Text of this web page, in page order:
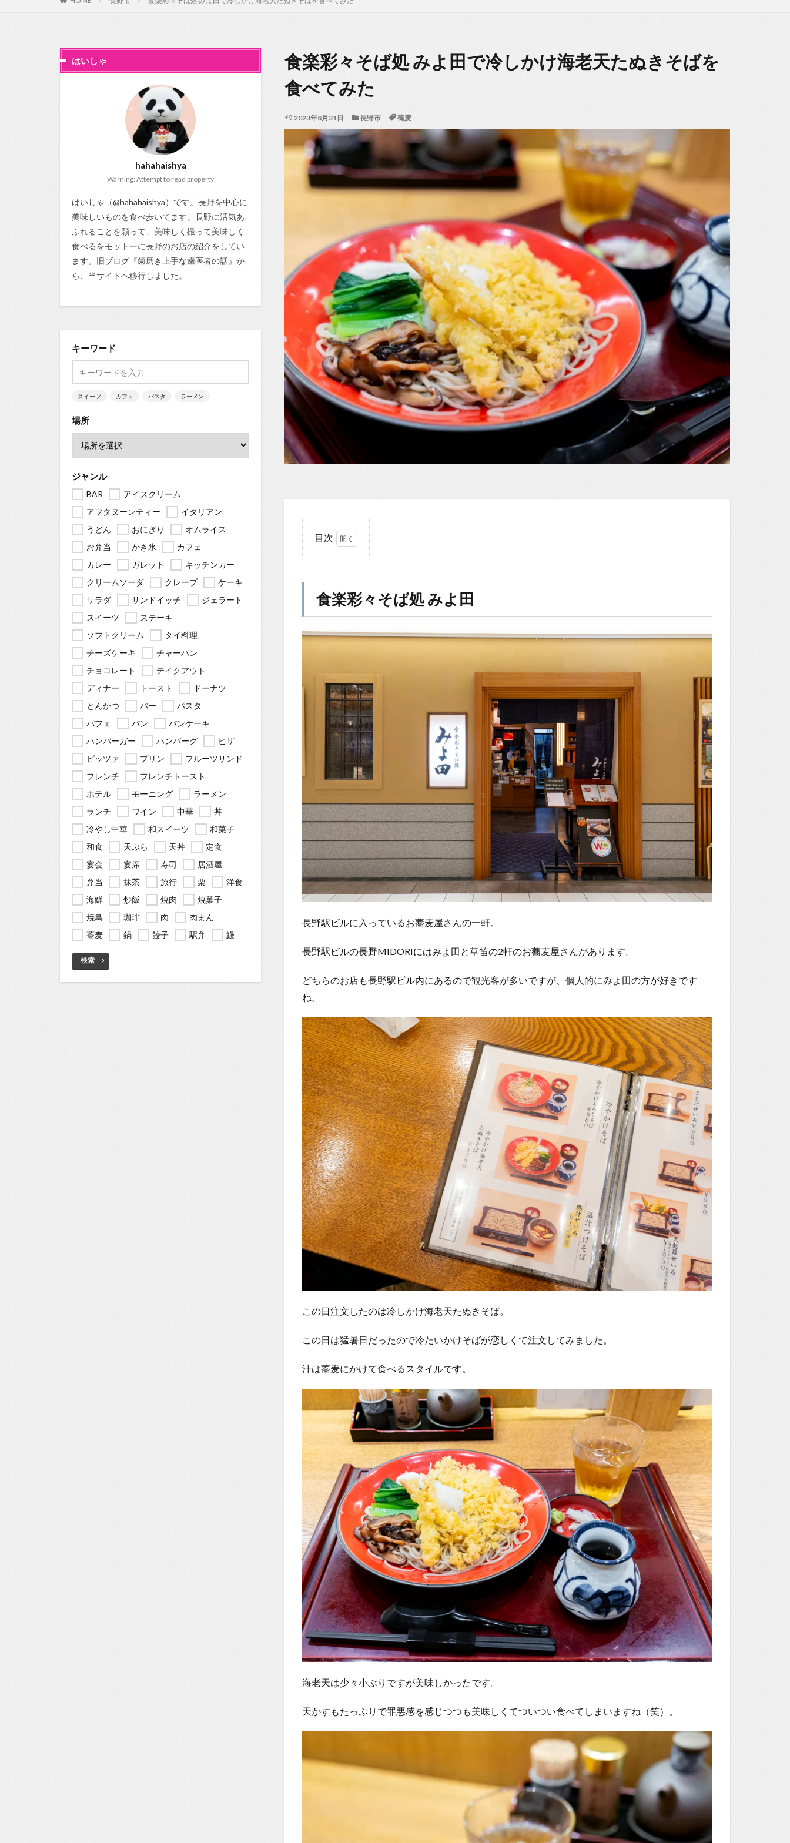
食楽彩々そば処 みよ田で冷しかけ海老天たぬきそばを
食べてみた
2023年8月31日 長野市 蕎麦
目次
そば
処
みよ
田
1.2
You
Tube
食楽彩々そば処 みよ田
長野駅ビルに入っているお蕎麦屋さんの一軒。
長野駅ビルの長野MIDORIにはみよ田と草笛の2軒のお蕎麦屋さんがあります。
どちらのお店も長野駅ビル内にあるので観光客が多いですが、個人的にみよ田の方が好きです
ね。
この日注文したのは冷しかけ海老天たぬきそば。
この日は猛暑日だったので冷たいかけそばが恋しくて注文してみました。
汁は蕎麦にかけて食べるスタイルです。
海老天は少々小ぶりですが美味しかったです。
天かすもたっぷりで罪悪感を感じつつも美味しくてついつい食べてしまいますね（笑）。
はいしゃ
hahahaishya
Warning: Attempt to read property
はいしゃ（@hahahaishya）です。長野を中心に
美味しいものを食べ歩いてます。長野に活気あ
ふれることを願って、美味しく撮って美味しく
食べるをモットーに長野のお店の紹介をしてい
ます。旧ブログ『歯磨き上手な歯医者の話』か
ら、当サイトへ移行しました。
キーワード
スイーツ カフェ パスタ ラーメン
場所
ジャンル
BAR
アイスクリーム
アフタヌーンティー
イタリアン
うどん
おにぎり
オムライス
お弁当
かき氷
カフェ
カレー
ガレット
キッチンカー
クリームソーダ
クレープ
ケーキ
サラダ
サンドイッチ
ジェラート
スイーツ
ステーキ
ソフトクリーム
タイ料理
チーズケーキ
チャーハン
チョコレート
テイクアウト
ディナー
トースト
ドーナツ
とんかつ
バー
パスタ
パフェ
パン
パンケーキ
ハンバーガー
ハンバーグ
ピザ
ピッツァ
プリン
フルーツサンド
フレンチ
フレンチトースト
ホテル
モーニング
ラーメン
ランチ
ワイン 中華
丼
冷やし中華
和スイーツ
和菓子
和食
天ぷら 天丼
定食
宴会
宴席 寿司
居酒屋
弁当
抹茶 旅行 栗
洋食
海鮮
炒飯 焼肉
焼菓子
焼鳥
珈琲 肉
肉まん
蕎麦
鍋 餃子 駅弁 鰻
検索